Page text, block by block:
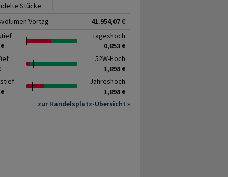
Stücke
Vortag
41.954,07 €
Tageshoch
0,853 €
52W-Hoch
1,898 €
Jahreshoch
1,898 €
zur Handelsplatz-Übersicht »